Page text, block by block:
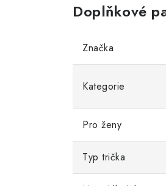
Doplňkové
Značka
Kategorie
Pro ženy
Typ trička